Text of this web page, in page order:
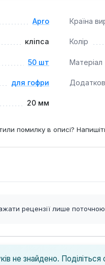
Apro Країна
кліпса Колір
50 шт Матеріал
для гофри
20 мм
помилку в описі?
рецензії лише
не знайдено.